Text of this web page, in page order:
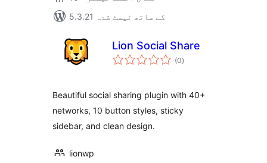
5.3.21 کے ساتھ ٹیسٹ شدہ
Lion Social Share
(0مجموعی
درجہ
)
Beautiful social sharing plugin with 40+
networks, 10 button styles, sticky
sidebar, and clean design.
lionwp